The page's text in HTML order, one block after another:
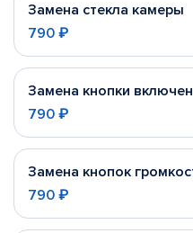
Замена стекла камеры
790 ₽
Замена кнопки
790 ₽
Замена кнопок
790 ₽